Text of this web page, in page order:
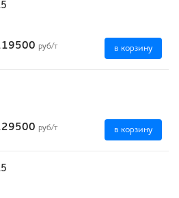
руб/т в корзину
руб/т в корзину